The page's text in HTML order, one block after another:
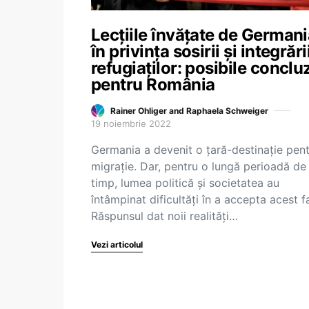
Lecțiile învățate de
în privința sosirii și
refugiaților: posibile
pentru România
Rainer Ohliger and Raphaela Schweiger
19 noiembrie 2022
Germania a devenit o țară-destinație
migrație. Dar, pentru o lungă perioadă de
timp, lumea politică și societatea au
întâmpinat dificultăți în a accepta acest
Răspunsul dat noii realități…
Vezi articolul